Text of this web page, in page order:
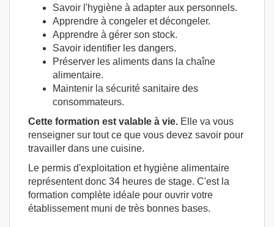
Savoir l'hygiène à adapter aux personnels.
Apprendre à congeler et décongeler.
Apprendre à gérer son stock.
Savoir identifier les dangers.
Préserver les aliments dans la chaîne
alimentaire.
Maintenir la sécurité sanitaire des
consommateurs.
Cette formation est valable à vie. Elle va vous
renseigner sur tout ce que vous devez savoir pour
travailler dans une cuisine.
Le permis d'exploitation et hygiène alimentaire
représentent donc 34 heures de stage. C'est la
formation complète idéale pour ouvrir votre
établissement muni de très bonnes bases.